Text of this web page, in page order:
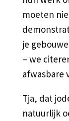
moeten
je
– we
afwasbare
Tja, dat
natuurlijk